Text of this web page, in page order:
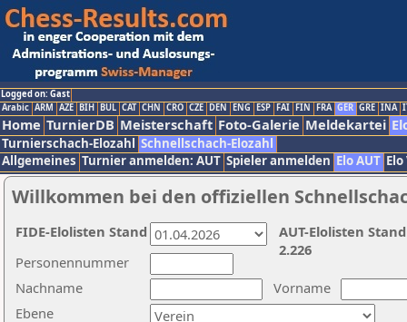
Logged on: Gast
Arabic ARM AZE BIH BUL CAT CHN CRO CZE DEN ENG ESP FAI FIN FRA GER GRE INA
Home TurnierDB Meisterschaft Foto-Galerie Meldekartei
Turnierschach-Elozahl Schnellschach-Elozahl
Allgemeines Turnier anmelden: AUT Spieler anmelden Elo AUT
Willkommen bei den offiziellen
Nachname
Vorname
Ebene
Personennummer
AUT-Elolisten
2.226
FIDE-Elolisten Stand